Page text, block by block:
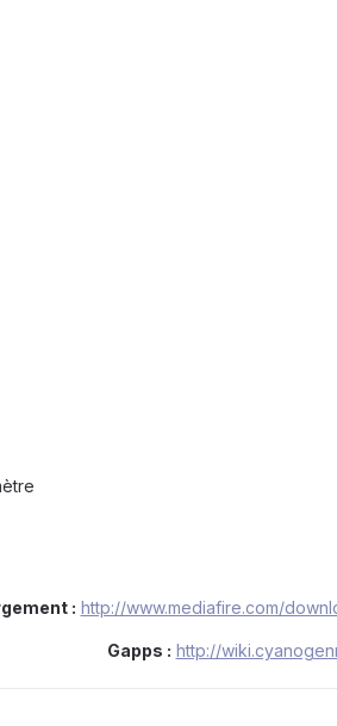
: http://www.mediafire.com/
Gapps : http://